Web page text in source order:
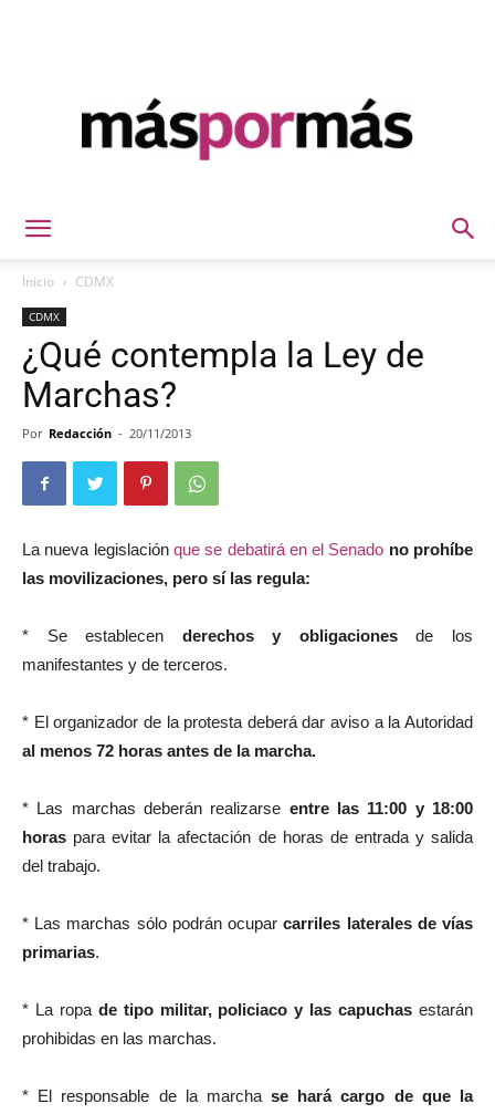
Inicio CDMX
CDMX
¿Qué contempla la Ley de
Marchas?
Por Redacción - 20/11/2013
La nueva legislación que se debatirá en el Senado no prohíbe
las movilizaciones, pero sí las regula:
* Se establecen derechos y obligacionesde los
manifestantes y de terceros.
* El organizador de la protesta deberá dar aviso a la Autoridad
al menos 72 horas antes de la marcha.
* Las marchas deberán realizarse entre las 11:00 y 18:00
horas para evitar la afectación de horas de entrada y salida
del trabajo.
* Las marchas sólo podrán ocuparcarriles laterales de vías
primarias.
* La ropa de tipo militar, policiaco y las capuchas estarán
prohibidas en las marchas.
* El responsable de la marchase hará cargo de que la